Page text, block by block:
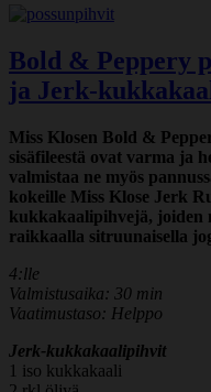
Bold & Peppery
ja Jerk-
Miss Klosen Bold &
sisäfileestä ovat varma ja
valmistaa ne myös
kokeille Miss Klose Jerk
kukkakaalipihvejä, joiden
raikkaalla sitruunaisella
4:lle
Valmistusaika: 30 min
Vaatimustaso: Helppo
Jerk-kukkakaalipihvit
1 iso kukkakaali